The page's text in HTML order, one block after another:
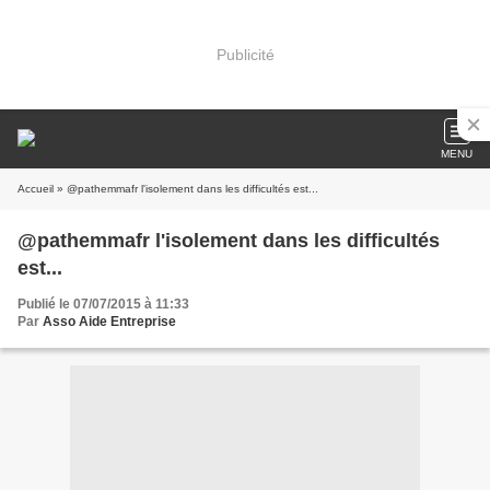
Publicité
MENU
Accueil » @pathemmafr l'isolement dans les difficultés est...
@pathemmafr l'isolement dans les difficultés
est...
Publié le 07/07/2015 à 11:33
Par Asso Aide Entreprise